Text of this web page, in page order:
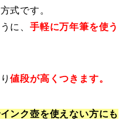
式です。
に、手軽に万年筆を使う
値段が高くつきます。
ンク壺を使えない方にも